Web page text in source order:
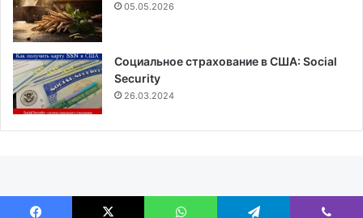
05.05.2026
Социальное страхование в США: Social
Security
26.03.2024